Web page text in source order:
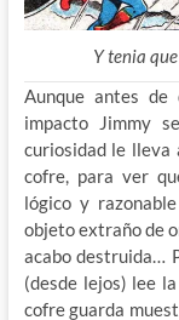
Y tenia
Aunque antes de
impacto Jimmy
curiosidad le lleva
cofre, para ver
lógico y
objeto extraño de
acabo destruida…
(desde lejos) lee
cofre guarda